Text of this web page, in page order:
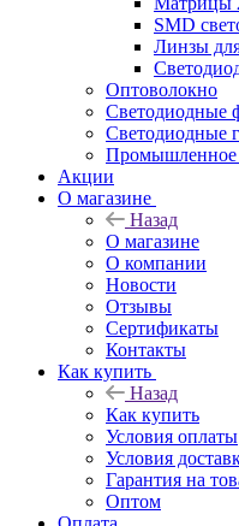
SMD
Линзы
Оптоволокно
Светодиодные
Светодиодные
Промышленное
Акции
О магазине
Назад
О магазине
О компании
Новости
Отзывы
Сертификаты
Контакты
Как купить
Назад
Как купить
Условия оплаты
Условия
Гарантия на
Оптом